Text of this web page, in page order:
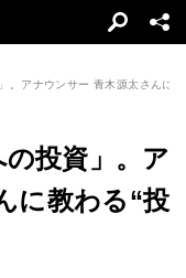
。アナウンサー 青木源太さんに教
投資」。ア
に教わる“投